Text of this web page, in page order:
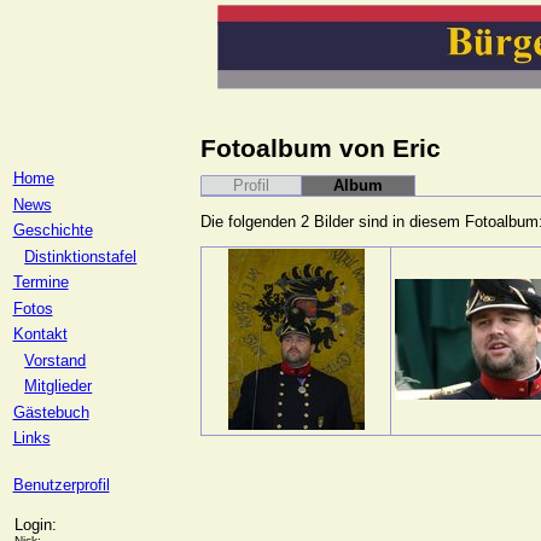
Home
News
Geschichte
Distinktionstafel
Termine
Fotos
Kontakt
Vorstand
Mitglieder
Gästebuch
Links
Benutzerprofil
Login:
Fotoalbum von Eric
Profil
Album
Die folgenden 2 Bilder sind in diesem